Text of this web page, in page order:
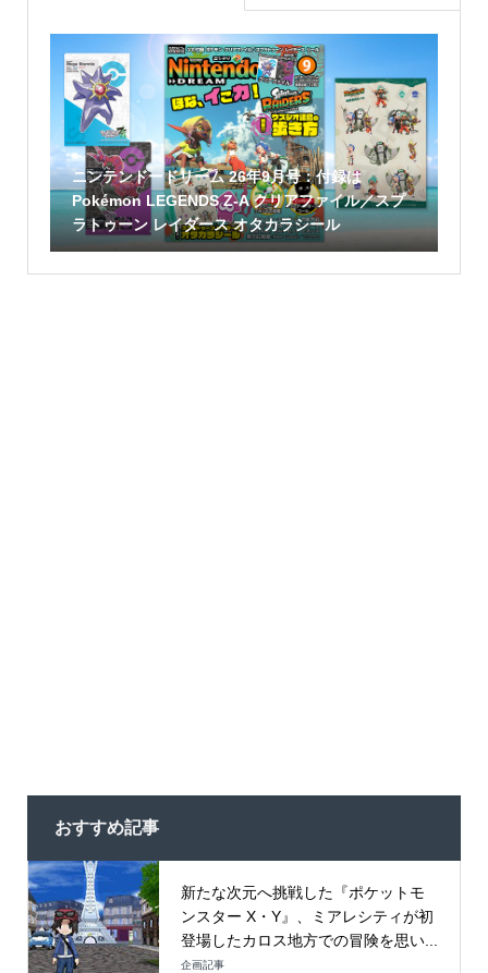
ニンテンドードリーム 26年9月号：付録は
Pokémon LEGENDS Z-A クリアファイル／スプ
ラトゥーン レイダース オタカラシール
おすすめ記事
新たな次元へ挑戦した『ポケットモ
ンスター X・Y』、ミアレシティが初
登場したカロス地方での冒険を思い...
企画記事